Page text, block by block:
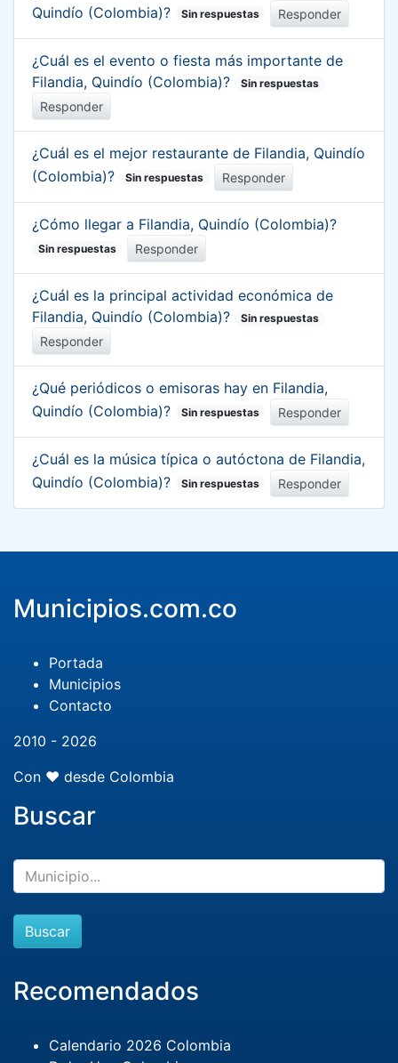
Quindío (Colombia)?
Sin respuestas Responder
¿Cuál es el evento o fiesta más importante de
Filandia, Quindío (Colombia)?
Sin respuestas
Responder
¿Cuál es el mejor restaurante de Filandia, Quindío
(Colombia)?
Sin respuestas Responder
¿Cómo llegar a Filandia, Quindío (Colombia)?
Sin respuestas Responder
¿Cuál es la principal actividad económica de
Filandia, Quindío (Colombia)?
Sin respuestas
Responder
¿Qué periódicos o emisoras hay en Filandia,
Quindío (Colombia)?
Sin respuestas Responder
¿Cuál es la música típica o autóctona de Filandia,
Quindío (Colombia)?
Sin respuestas Responder
Municipios.com.co
Portada
Municipios
Contacto
2010 - 2026
Con ❤️ desde Colombia
Buscar
Buscar
Recomendados
Calendario 2026 Colombia